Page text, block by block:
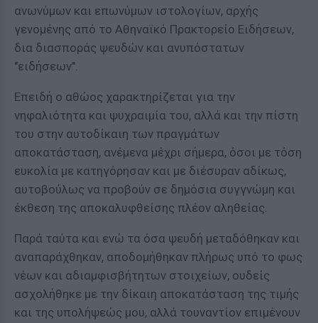
ανωνύμων και επωνύμων ιστολογίων, αρχής
γενομένης από το Αθηναϊκό Πρακτορείο Ειδήσεων,
δια διασποράς ψευδών και ανυπόστατων
"ειδήσεων".
Επειδή ο αθώος χαρακτηρίζεται για την
νηφαλιότητα και ψυχραιμία του, αλλά και την πίστη
του στην αυτοδίκαιη των πραγμάτων
αποκατάσταση, ανέμενα μέχρι σήμερα, όσοι με τόση
ευκολία με κατηγόρησαν και με διέσυραν αδίκως,
αυτοβούλως να προβούν σε δημόσια συγγνώμη και
έκθεση της αποκαλυφθείσης πλέον αληθείας.
Παρά ταύτα και ενώ τα όσα ψευδή μεταδόθηκαν και
αναπαράχθηκαν, αποδομήθηκαν πλήρως υπό το φως
νέων και αδιαμφισβήτητων στοιχείων, ουδείς
ασχολήθηκε με την δίκαιη αποκατάσταση της τιμής
και της υπολήψεώς μου, αλλά τουναντίον επιμένουν